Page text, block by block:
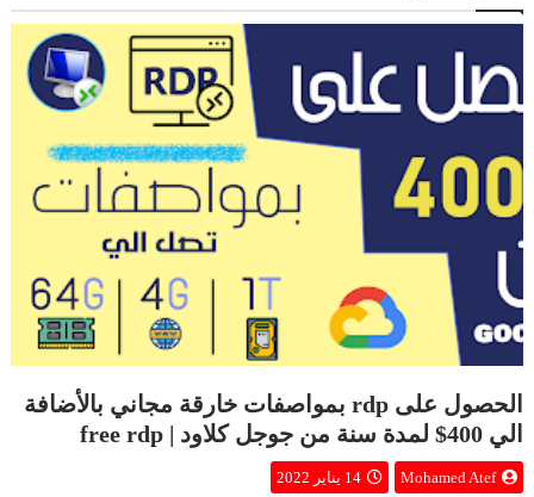
الحصول على rdp بمواصفات خارقة مجاني بالأضافة
الي 400$ لمدة سنة من جوجل كلاود | free rdp
Mohamed Atef 14 يناير 2022